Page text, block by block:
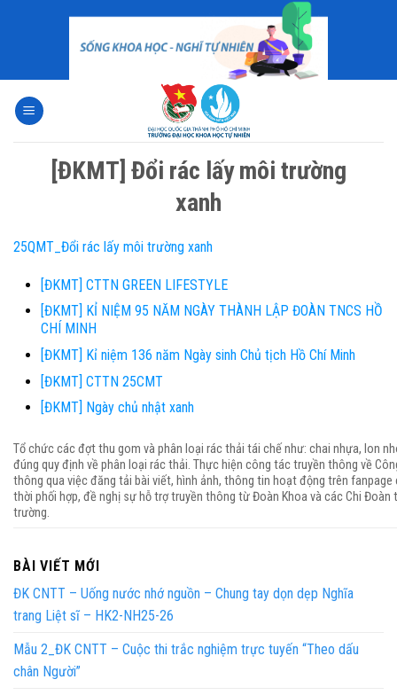
[ĐKMT] Đổi rác lấy môi trường
xanh
25QMT_Đổi rác lấy môi trường xanh
[ĐKMT] CTTN GREEN LIFESTYLE
[ĐKMT] KỈ NIỆM 95 NĂM NGÀY THÀNH LẬP ĐOÀN TNCS HỒ
CHÍ MINH
[ĐKMT] Kỉ niệm 136 năm Ngày sinh Chủ tịch Hồ Chí Minh
[ĐKMT] CTTN 25CMT
[ĐKMT] Ngày chủ nhật xanh
Tổ chức các đợt thu gom và phân loại rác thải tái chế như: chai nhựa, lon
đúng quy định về phân loại rác thải. Thực hiện công tác truyền thông về
thông qua việc đăng tải bài viết, hình ảnh, thông tin hoạt động trên fanpage
thời phối hợp, đề nghị sự hỗ trợ truyền thông từ Đoàn Khoa và các Chi Đoàn
trường.
BÀI VIẾT MỚI
ĐK CNTT – Uống nước nhớ nguồn – Chung tay dọn dẹp Nghĩa
trang Liệt sĩ – HK2-NH25-26
Mẫu 2_ĐK CNTT – Cuộc thi trắc nghiệm trực tuyến “Theo dấu
chân Người”